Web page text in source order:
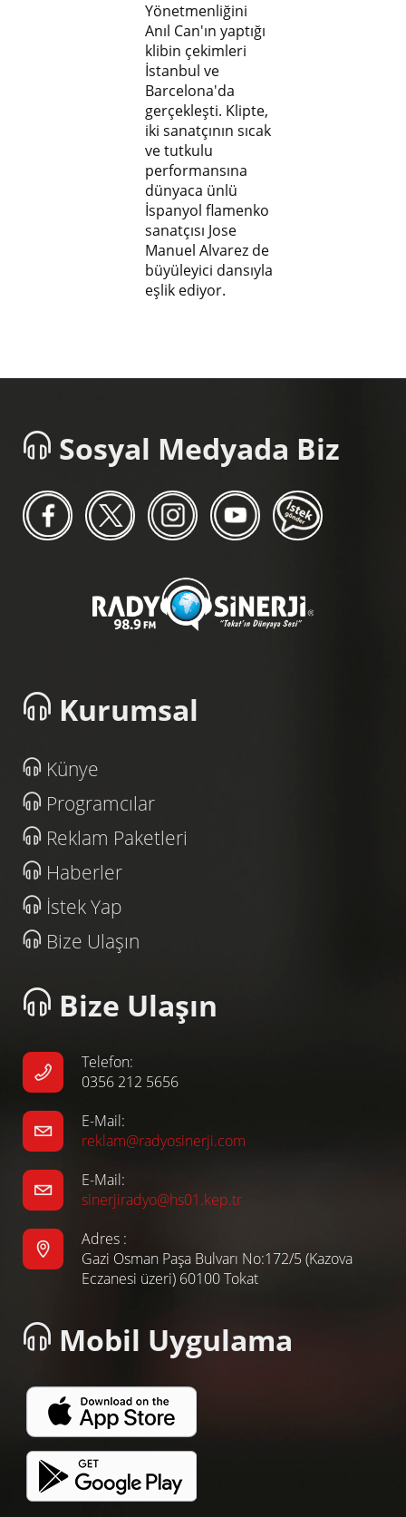
Yönetmenliğini
Anıl Can'ın yaptığı
klibin çekimleri
İstanbul ve
Barcelona'da
gerçekleşti. Klipte,
iki sanatçının sıcak
ve tutkulu
performansına
dünyaca ünlü
İspanyol flamenko
sanatçısı Jose
Manuel Alvarez de
büyüleyici dansıyla
eşlik ediyor.
Sosyal Medyada Biz
Kurumsal
Künye
Programcılar
Reklam Paketleri
Haberler
İstek Yap
Bize Ulaşın
Bize Ulaşın
Telefon:
0356 212 5656
E-Mail:
reklam@radyosinerji.com
E-Mail:
sinerjiradyo@hs01.kep.tr
Adres :
Gazi Osman Paşa Bulvarı No:172/5 (Kazova
Eczanesi üzeri) 60100 Tokat
Mobil Uygulama